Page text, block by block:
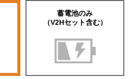
蓄電池のみ
（V2Hセット含む）